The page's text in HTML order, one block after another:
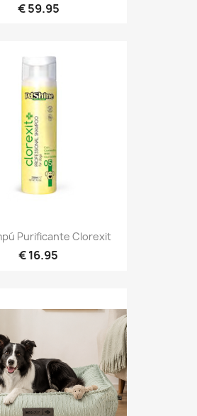
59.95 €
Purificante Clorexit...
16.95 €